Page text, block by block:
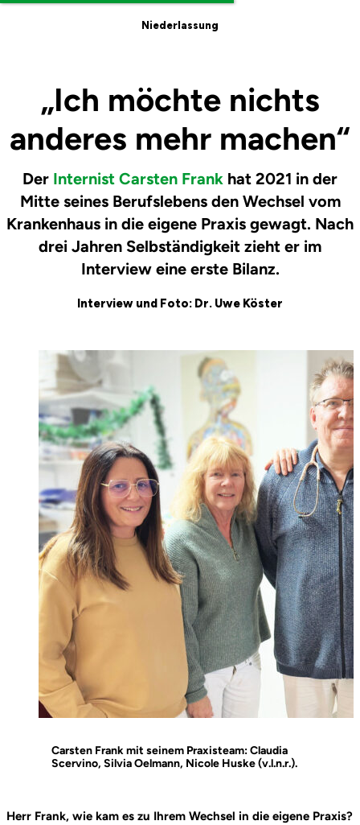
Niederlassung
„Ich möchte nichts
anderes mehr machen“
Der Internist Carsten Frank hat 2021 in der
Mitte seines Berufslebens den Wechsel vom
Krankenhaus in die eigene Praxis gewagt. Nach
drei Jahren Selbständigkeit zieht er im
Interview eine erste Bilanz.
Interview und Foto: Dr. Uwe Köster
Carsten Frank mit seinem Praxisteam:Claudia
Scervino, SilviaOelmann, Nicole Huske(v.l.n.r.).
Herr Frank, wie kam es zu Ihrem Wechsel in die eigene Praxis?